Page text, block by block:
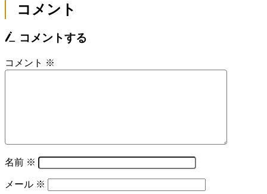
コメント
コメントする
コメント ※
名前 ※
メール ※